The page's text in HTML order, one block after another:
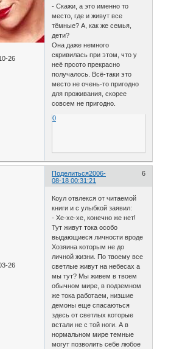
26
- Скажи, а это именно то
место, где и живут все
тёмные? А, как же семья,
дети?
Она даже немного
скривилась при этом, что у
неё прсото прекрасно
получалось. Всё-таки это
место не очень-то пригодно
для проживания, скорее
совсем не пригодно.
0
Поделиться 6
2006-
08-18 00:31:21
26
Коул отвлекся от читаемой
книги и с улыбкой заявил:
- Хе-хе-хе, конечно же нет!
Тут живут тока особо
выдающиеся личности вроде
Хозяина которым не до
личной жизни. По твоему все
светлые живут на небесах а
мы тут? Мы живем в твоем
обычном мире, в подземном
же тока работаем, низшие
демоны еще спасаються
здесь от светлых которые
встали не с той ноги. А в
нормальном мире темные
могут позволить себе любое